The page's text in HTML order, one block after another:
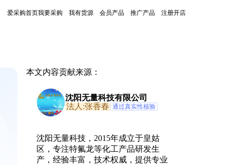
爱采购首页我要采购 我有货源 会员产品 推广产品 注册开店
本文内容贡献来源：
沈阳无量科技有限公司
法人:张香春 通过真实性核验
沈阳无量科技，2015年成立于皇姑
区，专注特氟龙等化工产品研发生
产，经验丰富，技术权威，提供专业